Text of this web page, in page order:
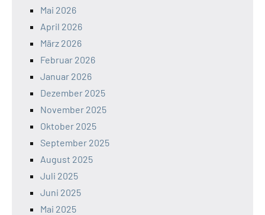
Mai 2026
April 2026
März 2026
Februar 2026
Januar 2026
Dezember 2025
November 2025
Oktober 2025
September 2025
August 2025
Juli 2025
Juni 2025
Mai 2025